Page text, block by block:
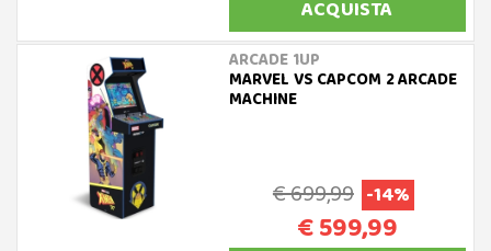
ACQUISTA
ARCADE 1UP
MARVEL VS CAPCOM 2 ARCADE
MACHINE
€ 699,99 -14%
€ 599,99